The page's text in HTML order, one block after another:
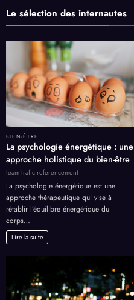
Le sélection des internautes
BIEN-ÊTRE
La psychologie énergétique : une
approche holistique du bien-être
team trafic referencement
La psychologie énergétique est une
approche thérapeutique qui vise à
rétablir l’équilibre énergétique du
corps…
Lire la suite